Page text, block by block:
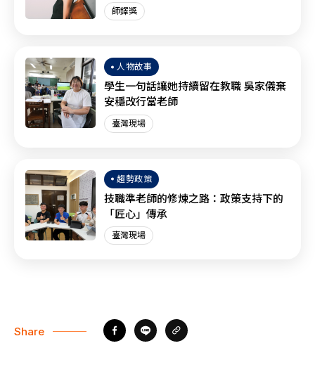
師鐸獎
人物故事
學生一句話讓她持續留在教職 吳家儀棄
安穩改行當老師
臺灣現場
趨勢政策
技職準老師的修煉之路：政策支持下的
「匠心」傳承
臺灣現場
Share